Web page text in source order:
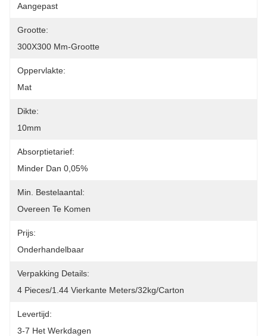
Aangepast
Grootte:
300X300 Mm-Grootte
Oppervlakte:
Mat
Dikte:
10mm
Absorptietarief:
Minder Dan 0,05%
Min. Bestelaantal:
Overeen Te Komen
Prijs:
Onderhandelbaar
Verpakking Details:
4 Pieces/1.44 Vierkante Meters/32kg/carton
Levertijd:
3-7 Het Werkdagen